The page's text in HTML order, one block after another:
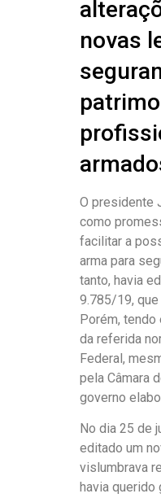
novas
O presidente
como
facilitar a
arma para
tanto, havia
9.785/19,
Porém, tendo
da referida
Federal,
pela Câmara
governo
No dia 25 de
editado um
vislumbrava
havia querido